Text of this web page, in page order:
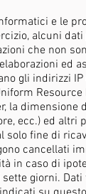
e le
alcuni
che non
ed
gli indirizzi
la
ecc.) ed
solo fine di
cancellati
in caso di
giorni. Dati